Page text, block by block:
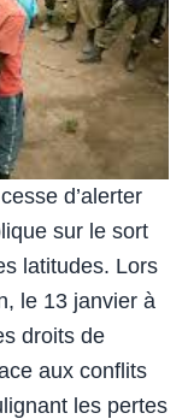
d’alerter
sur le sort
latitudes. Lors
le 13 janvier à
droits de
aux conflits
les pertes